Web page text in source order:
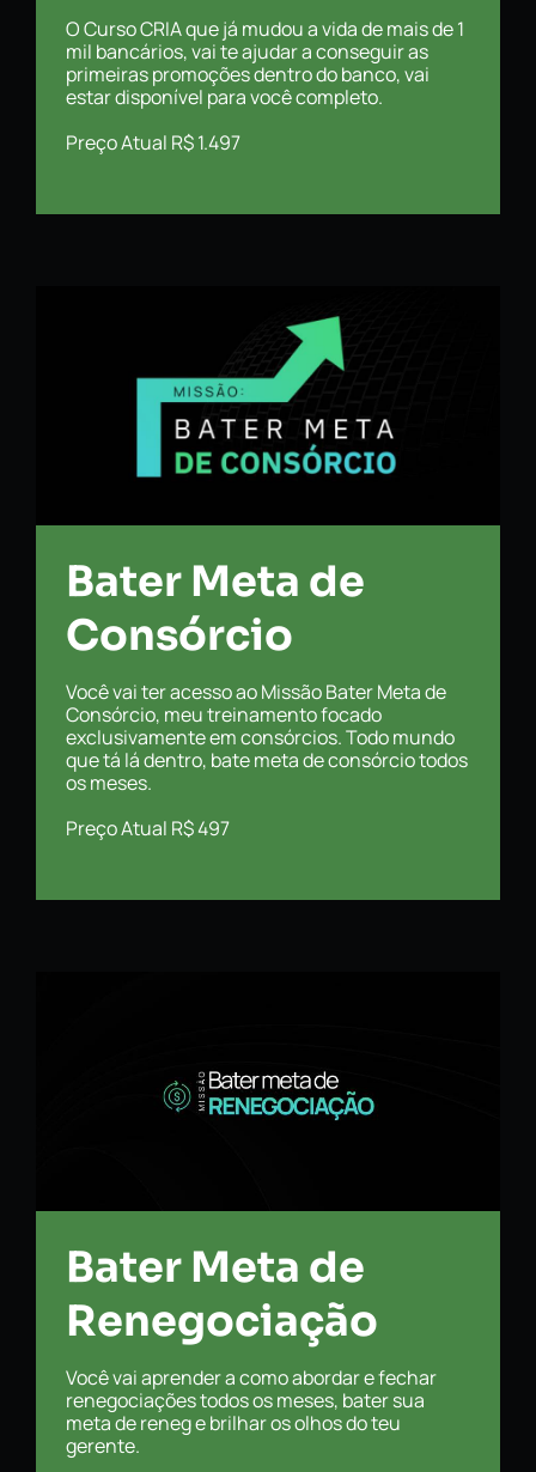
O Curso CRIA que já mudou a vida de mais de 1
mil bancários, vai te ajudar a conseguir as
primeiras promoções dentro do banco, vai
estar disponível para você completo.
Preço Atual R$ 1.497
Bater Meta de
Consórcio
Você vai ter acesso ao Missão Bater Meta de
Consórcio, meu treinamento focado
exclusivamente em consórcios. Todo mundo
que tá lá dentro, bate meta de consórcio todos
os meses.
Preço Atual R$ 497
Bater Meta de
Renegociação
Você vai aprender a como abordar e fechar
renegociações todos os meses, bater sua
meta de reneg e brilhar os olhos do teu
gerente.